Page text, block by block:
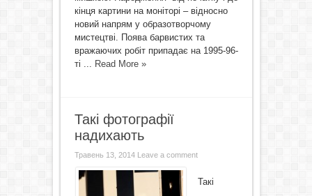
кінця картини на моніторі – відносно
новий напрям у образотворчому
мистецтві. Поява барвистих та
вражаючих робіт припадає на 1995-96-
ті ... Read More »
Такі фотографії
надихають
Травень 13, 2014 Leave a comment
Такі